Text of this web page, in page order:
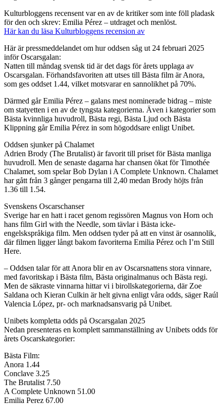
Kulturbloggens recensent var en av de kritiker som inte föll pladask
för den och skrev: Emilia Pérez – utdraget och menlöst.
Här kan du läsa Kulturbloggens recension av
Här är pressmeddelandet om hur oddsen såg ut 24 februari 2025
inför Oscarsgalan:
Natten till måndag svensk tid är det dags för årets upplaga av
Oscarsgalan. Förhandsfavoriten att utses till Bästa film är Anora,
som ges oddset 1.44, vilket motsvarar en sannolikhet på 70%.
Därmed går Emilia Pérez – galans mest nominerade bidrag – miste
om statyetten i en av de tyngsta kategorierna. Även i kategorier som
Bästa kvinnliga huvudroll, Bästa regi, Bästa Ljud och Bästa
Klippning går Emilia Pérez in som högoddsare enligt Unibet.
Oddsen sjunker på Chalamet
Adrien Brody (The Brutalist) är favorit till priset för Bästa manliga
huvudroll. Men de senaste dagarna har chansen ökat för Timothée
Chalamet, som spelar Bob Dylan i A Complete Unknown. Chalamet
har gått från 3 gånger pengarna till 2,40 medan Brody höjts från
1.36 till 1.54.
Svenskens Oscarschanser
Sverige har en hatt i racet genom regissören Magnus von Horn och
hans film Girl with the Needle, som tävlar i Bästa icke-
engelskspråkiga film. Men oddsen tyder på att en vinst är osannolik,
där filmen ligger långt bakom favoriterna Emilia Pérez och I’m Still
Here.
– Oddsen talar för att Anora blir en av Oscarsnattens stora vinnare,
med favoritskap i Bästa film, Bästa originalmanus och Bästa regi.
Men de säkraste vinnarna hittar vi i birollskategorierna, där Zoe
Saldana och Kieran Culkin är helt givna enligt våra odds, säger Raúl
Valencia López, pr- och marknadsansvarig på Unibet.
Unibets kompletta odds på Oscarsgalan 2025
Nedan presenteras en komplett sammanställning av Unibets odds för
årets Oscarskategorier:
Bästa Film:
Anora 1.44
Conclave 3.25
The Brutalist 7.50
A Complete Unknown 51.00
Emilia Perez 67.00